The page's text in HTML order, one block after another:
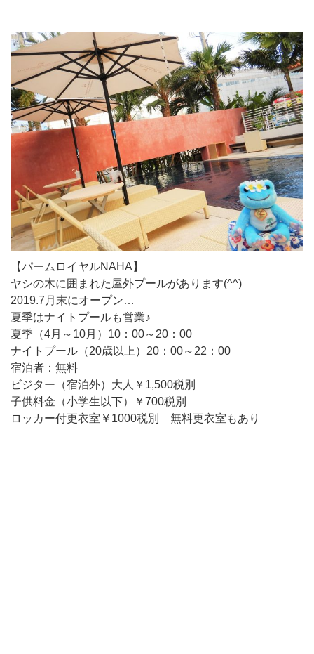
【パームロイヤルNAHA】
ヤシの木に囲まれた屋外プールがあります(^^)
2019.7月末にオープン…
夏季はナイトプールも営業♪
夏季（4月～10月）10：00～20：00
ナイトプール（20歳以上）20：00～22：00
宿泊者：無料
ビジター（宿泊外）大人￥1,500税別
子供料金（小学生以下）￥700税別
ロッカー付更衣室￥1000税別 無料更衣室もあり